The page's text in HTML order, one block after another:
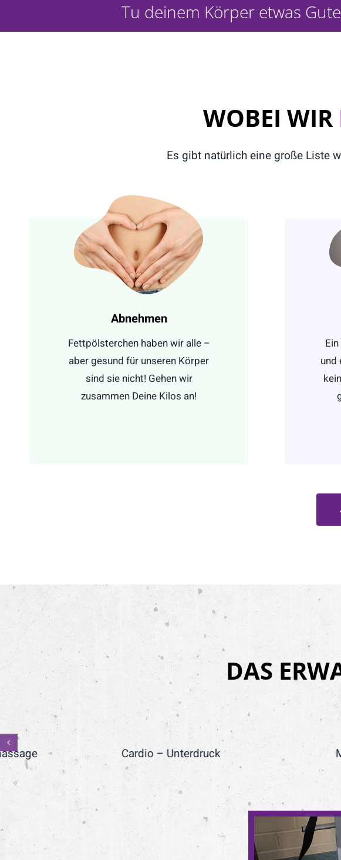
Tu deinem Körper etwas
WOBEI WIR
Es gibt natürlich eine große Liste
Abnehmen
Fettpölsterchen haben wir alle –
aber gesund für unseren Körper
sind sie nicht! Gehen wir
zusammen Deine Kilos an!
und
DAS
Cardio – Unterdruck MeltingDome